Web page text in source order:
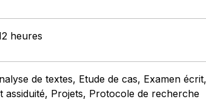
heures
de textes, Etude de cas, Examen
assiduité, Projets, Protocole de recherche